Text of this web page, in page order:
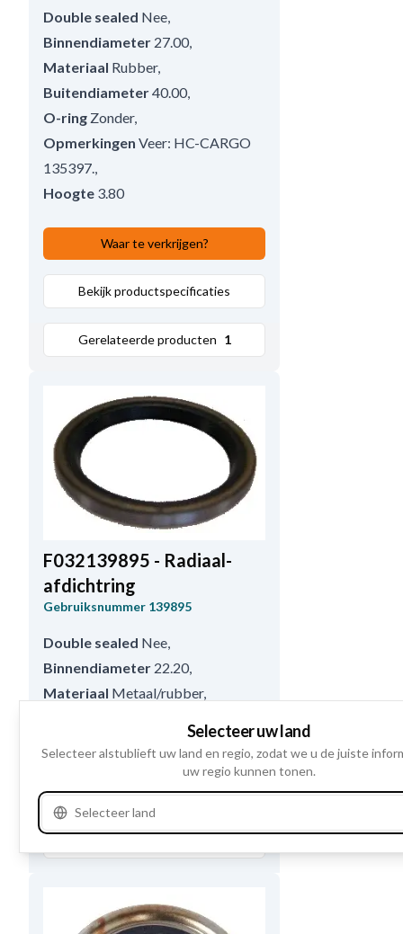
Double sealed Nee,
Binnendiameter 27.00,
Materiaal Rubber,
Buitendiameter40.00,
O-ring Zonder,
Opmerkingen Veer: HC-CARGO
135397.,
Hoogte 3.80
Waar te verkrijgen?
Bekijk productspecificaties
Gerelateerde producten 1
F032139895 - Radiaal-
afdichtring
Gebruiksnummer 139895
Double sealed Nee
Binnendiameter 22.20,
Materiaal Metaal/rubber,
Hoogte3.80
Waar te verkrijgen?
Selecteer uw land
Selecteer alstublieft uw land en regio, zodat we u de juiste
uw regio kunnen tonen.
Selecteer land